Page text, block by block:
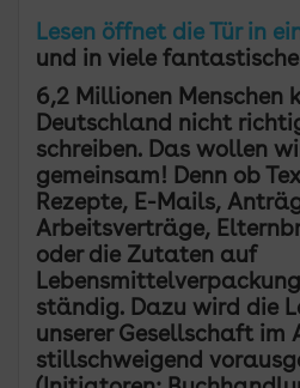
Lesen öffnet die Tür in
und in viele
6,2 Millionen Menschen
Deutschland nicht
schreiben. Das wollen
gemeinsam! Denn ob
Rezepte, E-Mails,
Arbeitsverträge,
oder die Zutaten auf
ständig. Dazu wird die
unserer Gesellschaft im
stillschweigend